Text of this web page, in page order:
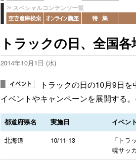
スペシャルコンテンツ一覧
トラックの日、全国
2014年10月1日 (水)
トラックの日の10月9日
イベントやキャンペーンを展開する
都道府県名 実施日 イベン
北海道 10/11-13
「トラ
幌サッ